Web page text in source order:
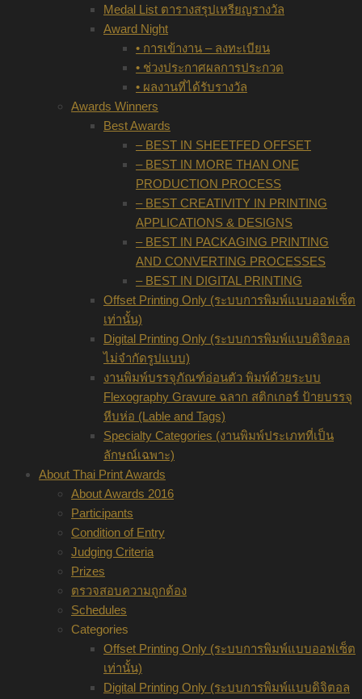
Medal List ตารางสรุปเหรียญรางวัล
Award Night
• การเข้างาน – ลงทะเบียน
• ช่วงประกาศผลการประกวด
• ผลงานที่ได้รับรางวัล
Awards Winners
Best Awards
– BEST IN SHEETFED OFFSET
– BEST IN MORE THAN ONE
PRODUCTION PROCESS
– BEST CREATIVITY IN PRINTING
APPLICATIONS & DESIGNS
– BEST IN PACKAGING PRINTING
AND CONVERTING PROCESSES
– BEST IN DIGITAL PRINTING
Offset Printing Only (ระบบการพิมพ์แบบออฟเซ็ต
เท่านั้น)
Digital Printing Only (ระบบการพิมพ์แบบดิจิตอล
ไม่จำกัดรูปแบบ)
งานพิมพ์บรรจุภัณฑ์อ่อนตัว พิมพ์ด้วยระบบ
Flexography Gravure ฉลาก สติกเกอร์ ป้ายบรรจุ
หีบห่อ (Lable and Tags)
Specialty Categories (งานพิมพ์ประเภทที่เป็น
ลักษณ์เฉพาะ)
About Thai Print Awards
About Awards 2016
Participants
Condition of Entry
Judging Criteria
Prizes
ตรวจสอบความถูกต้อง
Schedules
Categories
Offset Printing Only (ระบบการพิมพ์แบบออฟเซ็ต
เท่านั้น)
Digital Printing Only (ระบบการพิมพ์แบบดิจิตอล